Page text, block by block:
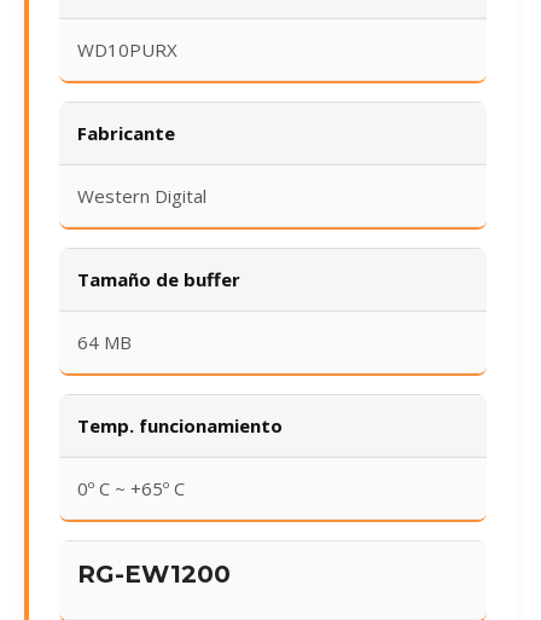
WD10PURX
Fabricante
Western Digital
Tamaño de buffer
64 MB
Temp. funcionamiento
0º C ~ +65º C
RG-EW1200